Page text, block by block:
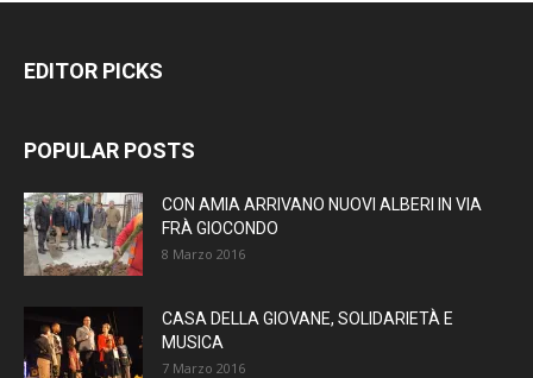
EDITOR PICKS
POPULAR POSTS
CON AMIA ARRIVANO NUOVI ALBERI IN VIA
FRÀ GIOCONDO
8 Marzo 2016
CASA DELLA GIOVANE, SOLIDARIETÀ E
MUSICA
7 Marzo 2016